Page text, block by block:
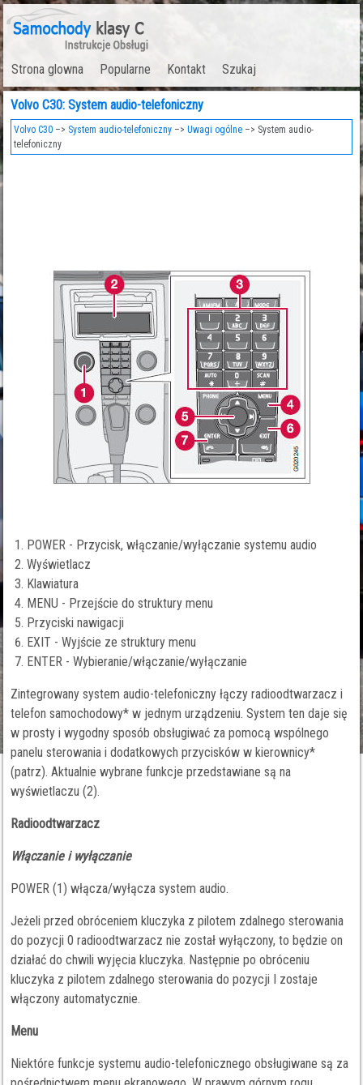
Strona glowna Popularne Kontakt Szukaj
Volvo C30: System audio-telefoniczny
Volvo C30 –> System audio-telefoniczny –>Uwagi ogólne –> System audio-
telefoniczny
POWER - Przycisk, włączanie/wyłączanie systemu audio
Wyświetlacz
Klawiatura
MENU - Przejście do struktury menu
Przyciski nawigacji
EXIT - Wyjście ze struktury menu
ENTER - Wybieranie/włączanie/wyłączanie
Zintegrowany system audio-telefoniczny łączy radioodtwarzacz i
telefon samochodowy* w jednym urządzeniu. System ten daje się
w prosty i wygodny sposób obsługiwać za pomocą wspólnego
panelu sterowania i dodatkowych przycisków w kierownicy*
(patrz). Aktualnie wybrane funkcje przedstawiane są na
wyświetlaczu (2).
Radioodtwarzacz
Włączanie i wyłączanie
POWER (1) włącza/wyłącza system audio.
Jeżeli przed obróceniem kluczyka z pilotem zdalnego sterowania
do pozycji 0 radioodtwarzacz nie został wyłączony, to będzie on
działać do chwili wyjęcia kluczyka. Następnie po obróceniu
kluczyka z pilotem zdalnego sterowania do pozycji I zostaje
włączony automatycznie.
Menu
Niektóre funkcje systemu audio-telefonicznego obsługiwane są za